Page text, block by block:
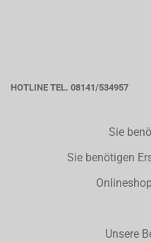
HOTLINE TEL. 08141/534957
Sie
Sie benötigen
Unsere